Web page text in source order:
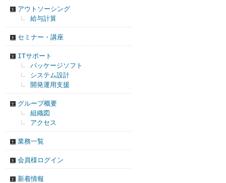
アウトソーシング
給与計算
セミナー・講座
ITサポート
パッケージソフト
システム設計
開発運用支援
グループ概要
組織図
アクセス
業務一覧
会員様ログイン
新着情報